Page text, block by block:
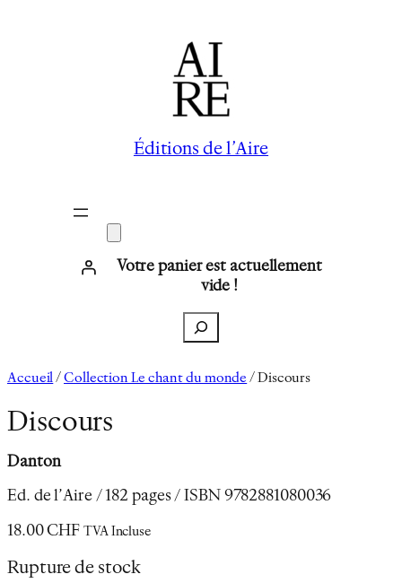
Éditions de l’Aire
Votre panier est actuellement
vide !
Recherche
Accueil /Collection Le chant du monde / Discours
Discours
Danton
Ed. de l’Aire / 182 pages / ISBN 9782881080036
18.00CHF TVA Incluse
Rupture de stock